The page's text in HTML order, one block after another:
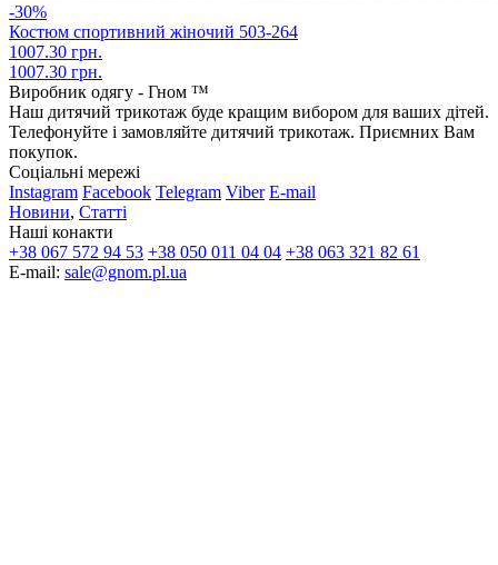
-30%
Костюм спортивний жіночий 503-264
1007.30 грн.
1007.30 грн.
Виробник одягу - Гном ™
Наш дитячий трикотаж буде кращим вибором для ваших дітей.
Телефонуйте і замовляйте дитячий трикотаж. Приємних Вам
покупок.
Соціальні мережі
Instagram Facebook Telegram Viber E-mail
Новини, Статті
Наші конакти
+38 067 572 94 53 +38 050 011 04 04 +38 063 321 82 61
E-mail: sale@gnom.pl.ua